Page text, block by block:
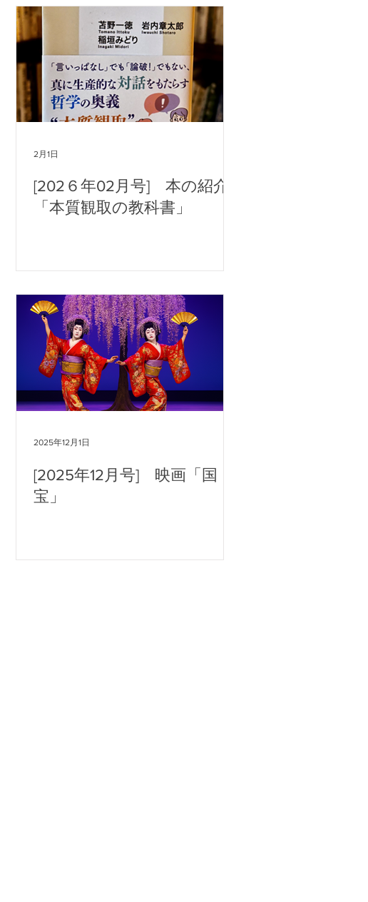
[202６年02月号] 本の紹介
「本質観取の教科書」
2月1日
[2025年12月号] 映画「国
宝」
2025年12月1日